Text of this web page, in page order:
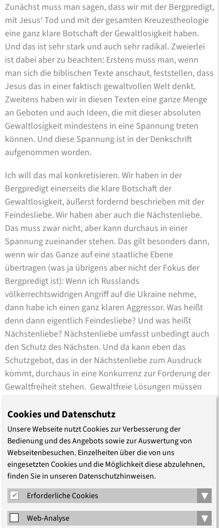
Zunächst muss man sagen, dass wir mit der Bergpredigt,
mit Jesus‘ Tod und mit der gesamten Kreuzestheologie
eine ganz klare Botschaft der Gewaltlosigkeit haben.
Und das ist sehr stark und auch sehr radikal. Zweierlei
ist dabei aber zu beachten: Erstens muss man, wenn
man sich die biblischen Texte anschaut, feststellen, dass
Jesus das in einer faktisch gewaltvollen Welt denkt.
Zweitens haben wir in diesen Texten eine ganze Menge
an Geboten und auch Ideen, die mit dieser absoluten
Gewaltlosigkeit mindestens in eine Spannung treten
können. Und diese Spannung ist in der Denkschrift
aufgenommen worden.
Ich will das mal konkretisieren. Wir haben in der
Bergpredigt einerseits die klare Botschaft der
Gewaltlosigkeit, äußerst fordernd beschrieben mit der
Feindesliebe. Wir haben aber auch die Nächstenliebe.
Das muss zwar nicht, aber kann durchaus in einer
Spannung zueinander stehen. Das gilt besonders dann,
wenn wir das Ganze auf eine staatliche Ebene
übertragen (was ja übrigens aber nicht der Fokus der
Bergpredigt ist): Wenn ich Russlands
völkerrechtswidrigen Angriff auf die Ukraine nehme,
dann habe ich einen ganz klaren Aggressor. Was heißt
denn dann eigentlich Feindesliebe? Und was heißt
Nächstenliebe? Nächstenliebe umfasst unbedingt auch
den Schutz des Nächsten. Und da kann eben das
Schutzgebot, das in der Nächstenliebe zum Ausdruck
kommt, durchaus in eine Konkurrenz zur Forderung der
Gewaltfreiheit stehen. Gewaltfreie Lösungen müssen
andere Mittel erschöpft ist, wenn Diplomatie und ziviler
gewaltfreier Widerstand nicht wirken, dann kann also
Gegengewalt in einem sehr eng begrenzten Maße
ethisch legitim sein – eben, weil es unter Umständen
dem Schutz des Nächsten dienst. Denn was würde eine
andere Entscheidung bedeuten? Das würde heißen, wir
bitten den Aggressor quasi herein. Denn es gibt
ermutigende Beispiele zivilen Widerstands, Gottseidank.
Aber Beispiele, die zeigen, dass es funktioniert, einem
Cookies und Datenschutz
Unsere Webseite nutzt Cookies zur Verbesserung der
Bedienung und des Angebots sowie zur Auswertung von
Webseitenbesuchen. Einzelheiten über die von uns
eingesetzten Cookies und die Möglichkeit diese abzulehnen,
finden Sie in unseren Datenschutzhinweisen.
Erforderliche Cookies
▾
Web-Analyse ▾